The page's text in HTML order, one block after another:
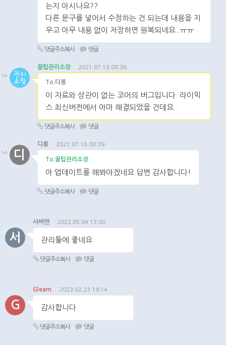
는지 아시나요??
다른 문구를 넣어서 수정하는 건 되는데 내용을 지
우고 아무 내용 없이 저장하면 원복되네요..ㅠㅠ
댓글주소복사 댓글
꿀팁관리소장 2021.07.18 00:36
To.디롱
이 자료와 상관이 없는 코어의 버그입니다. 라이믹
스 최신버전에서 아마 해결되었을 건데요..
댓글주소복사 댓글
디
디롱 2021.07.18 00:39
To.꿀팁관리소장
아 업데이트를 해봐야겠네요 답변 감사합니다!
댓글주소복사 댓글
서
서버맨 2022.05.04 13:00
관리툴에 좋네요
댓글주소복사 댓글
G
Gleam 2023.02.23 19:14
감사합니다
댓글주소복사 댓글